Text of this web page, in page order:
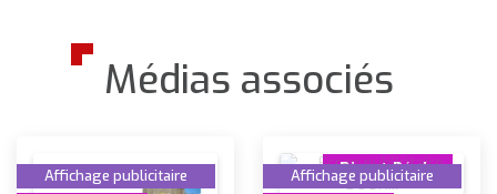
Médias associés
Affichage publicitaire
Direct Régie
Affichage publicitaire